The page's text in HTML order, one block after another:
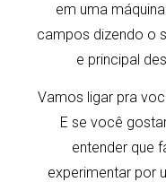
em uma
campos dizendo o
e principal
Vamos ligar pra
E se você
entender que
experimentar por